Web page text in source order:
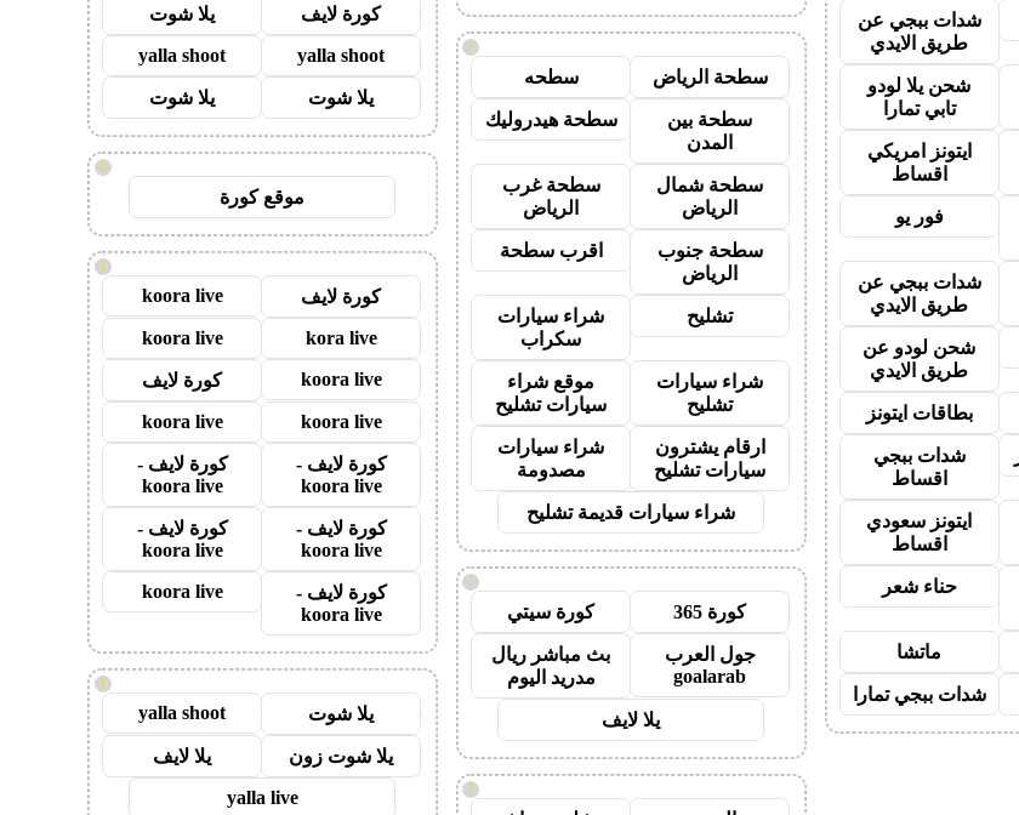
شدات ببجي عن
طريق الايدي
شحن يلا لودو
تابي تمارا
ايتونز امريكي
اقساط
فور يو
شدات ببجي عن
طريق الايدي
شحن لودو عن
طريق الايدي
بطاقات ايتونز
شدات ببجي
اقساط
ايتونز سعودي
اقساط
حناء شعر
ماتشا
شدات ببجي تمارا
!
سطحة الرياض سطحه
سطحة بين
المدن
سطحة هيدروليك
سطحة شمال
الرياض
سطحة غرب
الرياض
سطحة جنوب
الرياض
اقرب سطحة
تشليح
شراء سيارات
سكراب
شراء سيارات
تشليح
موقع شراء
سيارات تشليح
ارقام يشترون
سيارات تشليح
شراء سيارات
مصدومة
شراء سيارات قديمة تشليح
!
كورة 365 كورة سيتي
جول العرب
goalarab
بث مباشر ريال
مدريد اليوم
يلا لايف
!
كورة لايف
يلا شوت
yalla shoot
yalla shoot
يلا شوت يلا شوت
!
موقع كورة
!
كورة لايف koora live
kora live
koora live
koora live
كورة لايف
koora live
koora live
كورة لايف -
koora live
كورة لايف -
koora live
كورة لايف -
koora live
كورة لايف -
koora live
كورة لايف -
koora live
koora live
!
يلا شوت yalla shoot
يلا شوت زون
يلا لايف
yalla live